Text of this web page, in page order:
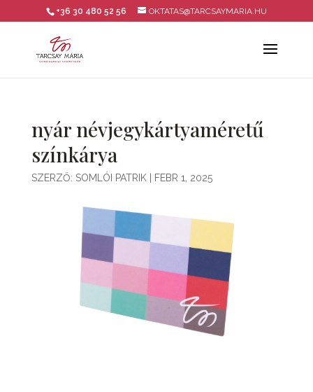
+36 30 480 52 56 OKTATAS@TARCSAYMARIA.HU
nyár névjegykártyaméretű
színkárya
SZERZŐ: SOMLÓI PATRIK| FEBR 1, 2025